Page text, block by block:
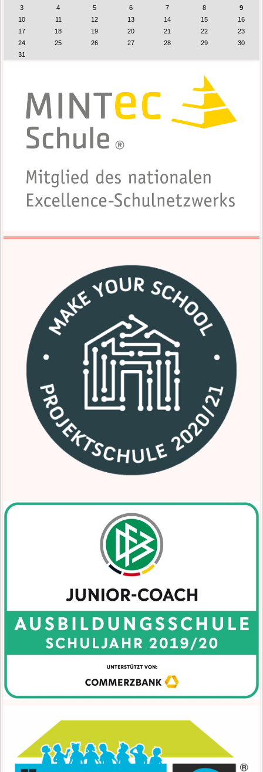
3
4 5 6 7 8
9
10
11 12 13 14 15
16
17
18 19 20 21 22
23
24
25 26 27 28 29
30
31